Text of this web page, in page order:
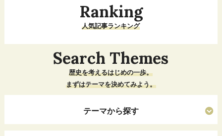
Ranking
人気記事ランキング
Search Themes
歴史を考えるはじめの一歩。
まずはテーマを決めてみよう。
テーマから探す